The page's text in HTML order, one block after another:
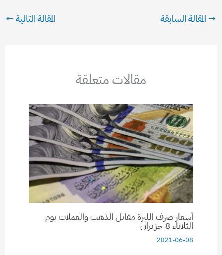
→ المقالة السابقة المقالة التالية←
مقالات متعلقة
أسعار صرف الليرة مقابل الذهب والعملات يوم
الثلاثاء 8 حزيران
2021-06-08